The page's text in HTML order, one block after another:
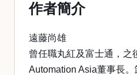
作者簡介
遠藤尚雄
曾任職丸紅及富士通，之
Automation Asia董事長